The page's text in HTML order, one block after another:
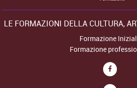
LE FORMAZIONI DELLA CULTURA,
Formazione
Formazione